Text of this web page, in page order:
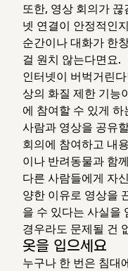
또한, 영상 회의가
넷 연결이 안정적인
순간이나 대화가 한
걸 원치 않는다면요.
인터넷이 버벅거린
상의 화질 제한 기능
에 참여할 수 있게
사람과 영상을 공유
회의에 참여하고 내
이나 반려동물과 함
다른 사람들에게 자
양한 이유로 영상을
을 수 있다는 사실을
경우라도 문제될 건
옷을 입으세요
누구나 한 번은 침대